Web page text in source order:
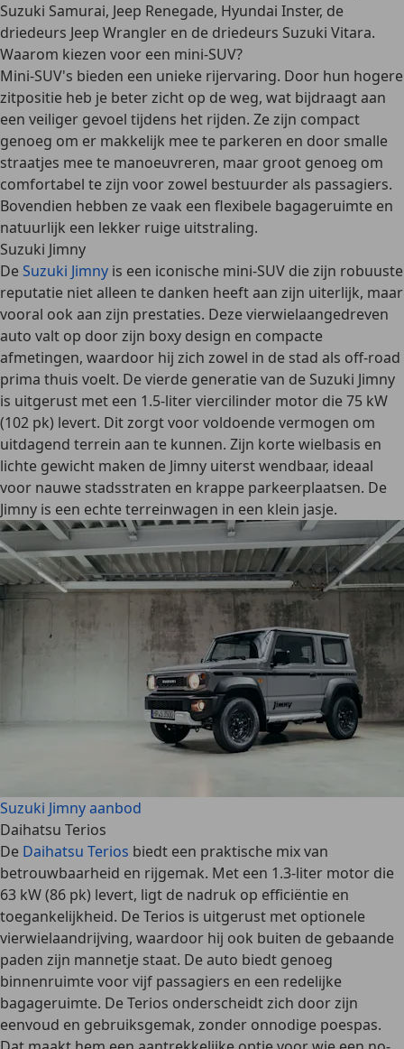
Suzuki Samurai, Jeep Renegade, Hyundai Inster, de
driedeurs Jeep Wrangler en de driedeurs Suzuki Vitara.
Waarom kiezen voor een mini-SUV?
Mini-SUV's bieden een unieke rijervaring. Door hun hogere
zitpositie heb je beter zicht op de weg, wat bijdraagt aan
een veiliger gevoel tijdens het rijden. Ze zijn compact
genoeg om er makkelijk mee te parkeren en door smalle
straatjes mee te manoeuvreren, maar groot genoeg om
comfortabel te zijn voor zowel bestuurder als passagiers.
Bovendien hebben ze vaak een flexibele bagageruimte en
natuurlijk een lekker ruige uitstraling.
Suzuki Jimny
DeSuzuki Jimny is een iconische mini-SUV die zijn robuuste
reputatie niet alleen te danken heeft aan zijn uiterlijk, maar
vooral ook aan zijn prestaties. Dezevierwielaangedreven
auto valt op door zijn boxy design en compacte
afmetingen, waardoor hij zich zowel in de stad als off-road
prima thuis voelt. De vierde generatie van de Suzuki Jimny
is uitgerust met een 1.5-liter viercilinder motor die 75 kW
(102 pk) levert. Dit zorgt voor voldoende vermogen om
uitdagend terrein aan te kunnen. Zijn korte wielbasis en
lichte gewicht maken de Jimny uiterst wendbaar, ideaal
voor nauwe stadsstraten en krappe parkeerplaatsen. De
Jimny is een echte terreinwagen in een klein jasje.
Suzuki Jimny aanbod
Daihatsu Terios
De Daihatsu Terios biedt een praktische mix van
betrouwbaarheid en rijgemak. Met een 1.3-liter motor die
63 kW (86 pk) levert, ligt de nadruk op efficiëntie en
toegankelijkheid. De Terios is uitgerust met optionele
vierwielaandrijving, waardoor hij ook buiten de gebaande
paden zijn mannetje staat. De auto biedt genoeg
binnenruimte voor vijf passagiers en een redelijke
bagageruimte. De Terios onderscheidt zich door zijn
eenvoud en gebruiksgemak, zonder onnodige poespas.